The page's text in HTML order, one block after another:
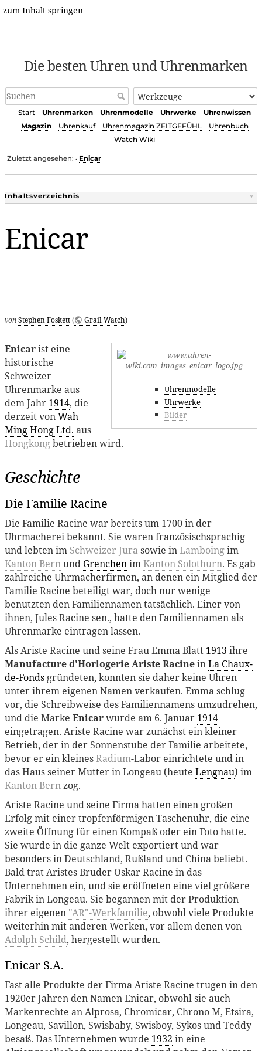
zum Inhalt springen
Die besten Uhren und Uhrenmarken
Start Uhrenmarken Uhrenmodelle Uhrwerke
Uhrenwissen
Magazin
Uhrenkauf Uhrenmagazin ZEITGEFÜHL
Uhrenbuch
Watch Wiki
Zuletzt angesehen: • Enicar
Inhaltsverzeichnis
Enicar
vonStephen Foskett( Grail Watch)
Uhrenmodelle
Uhrwerke
Bilder
Enicarist eine
historische
Schweizer
Uhrenmarke aus
dem Jahr 1914, die
derzeit vonWah
Ming Hong Ltd. aus
Hongkongbetrieben wird.
Geschichte
Die Familie Racine
Die Familie Racine war bereits um 1700 in der
Uhrmacherei bekannt. Sie waren französischsprachig
und lebten im Schweizer Jurasowie inLamboingim
Kanton Bernund GrenchenimKanton Solothurn. Es gab
zahlreiche Uhrmacherfirmen, an denen ein Mitglied der
Familie Racine beteiligt war, doch nur wenige
benutzten den Familiennamen tatsächlich. Einer von
ihnen, Jules Racine sen., hatte den Familiennamen als
Uhrenmarke eintragen lassen.
Als Ariste Racine und seine Frau Emma Blatt 1913 ihre
Manufacture d'Horlogerie Ariste RacineinLa Chaux-
de-Fonds gründeten, konnten sie daher keine Uhren
unter ihrem eigenen Namen verkaufen. Emma schlug
vor, die Schreibweise des Familiennamens umzudrehen,
und die Marke Enicarwurde am 6. Januar 1914
eingetragen. Ariste Racine war zunächst ein kleiner
Betrieb, der in der Sonnenstube der Familie arbeitete,
bevor er ein kleinesRadium-Labor einrichtete und in
das Haus seiner Mutter in Longeau (heute Lengnau) im
Kanton Bernzog.
Ariste Racine und seine Firma hatten einen großen
Erfolg mit einer tropfenförmigen Taschenuhr, die eine
zweite Öffnung für einen Kompaß oder ein Foto hatte.
Sie wurde in die ganze Welt exportiert und war
besonders in Deutschland, Rußland und China beliebt.
Bald trat Aristes Bruder Oskar Racine in das
Unternehmen ein, und sie eröffneten eine viel größere
Fabrik in Longeau. Sie begannen mit der Produktion
ihrer eigenen "AR"-Werkfamilie, obwohl viele Produkte
weiterhin mit anderen Werken, vor allem denen von
Adolph Schild, hergestellt wurden.
Enicar S.A.
Fast alle Produkte der Firma Ariste Racine trugen in den
1920er Jahren den Namen Enicar, obwohl sie auch
Markenrechte an Alprosa, Chromicar, Chrono M, Etsira,
Longeau, Savillon, Swisbaby, Swisboy, Sykos und Teddy
besaß. Das Unternehmen wurde 1932 in eine